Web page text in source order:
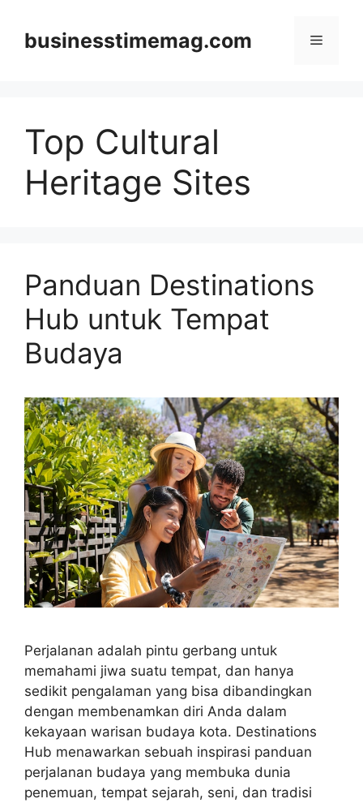
contentbusinesstimemag.com Menu
Top Cultural
Heritage Sites
Panduan Destinations
Hub untuk Tempat
Budaya
Perjalanan adalah pintu gerbang untuk
memahami jiwa suatu tempat, dan hanya
sedikit pengalaman yang bisa dibandingkan
dengan membenamkan diri Anda dalam
kekayaan warisan budaya kota. Destinations
Hub menawarkan sebuah inspirasi panduan
perjalanan budaya yang membuka dunia
penemuan, tempat sejarah, seni, dan tradisi